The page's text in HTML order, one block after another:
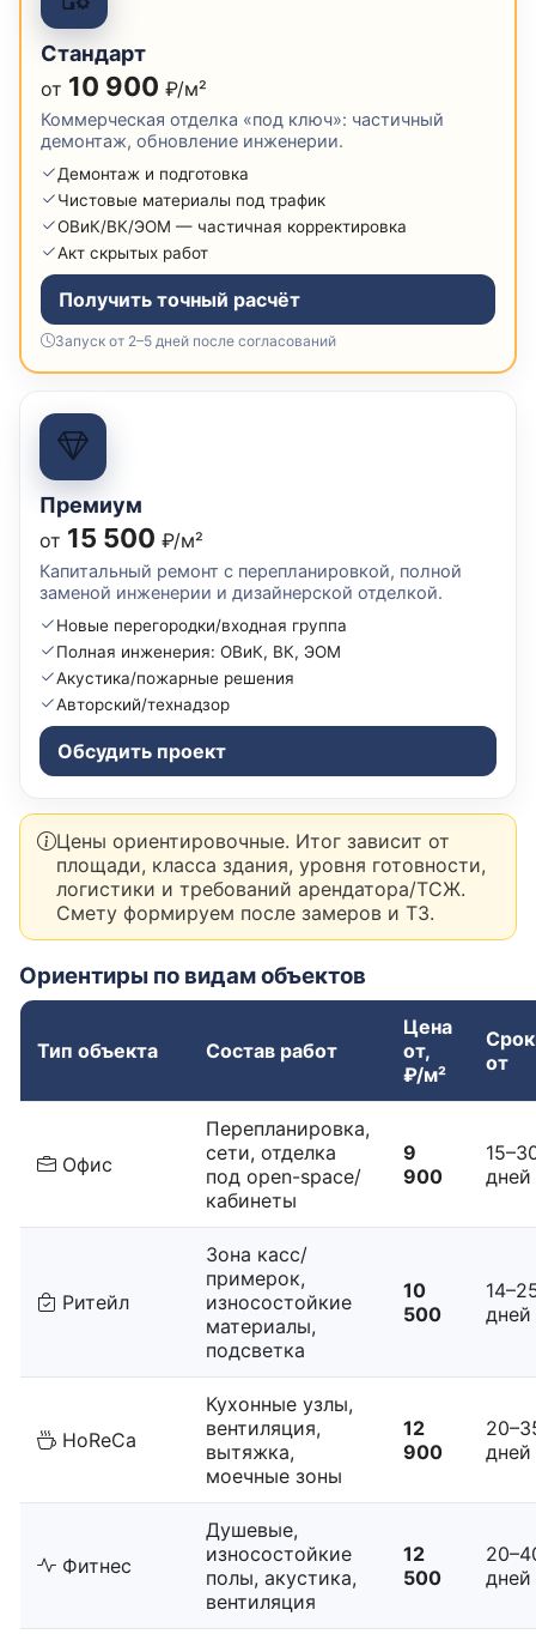
Стандарт
от 10 900 ₽/м²
Коммерческая отделка «под ключ»: частичный
демонтаж, обновление инженерии.
Демонтаж и подготовка
Чистовые материалы под трафик
ОВиК/ВК/ЭОМ — частичная корректировка
Акт скрытых работ
Получить точный расчёт
Запуск от 2–5 дней после согласований
Премиум
от 15 500 ₽/м²
Капитальный ремонт с перепланировкой, полной
заменой инженерии и дизайнерской отделкой.
Новые перегородки/входная группа
Полная инженерия: ОВиК, ВК, ЭОМ
Акустика/пожарные решения
Авторский/технадзор
Обсудить проект
Цены ориентировочные. Итог зависит от
площади, класса здания, уровня готовности,
логистики и требований арендатора/ТСЖ.
Смету формируем после замеров и ТЗ.
Ориентиры по видам объектов
Тип объекта Состав работ
Цена
от,
₽/м²
от
Офис
Перепланировка,
сети, отделка
под open-space/
кабинеты
9
900
дней
Ритейл
Зона касс/
примерок,
износостойкие
материалы,
подсветка
10
500
дней
HoReCa
Кухонные узлы,
вентиляция,
вытяжка,
моечные зоны
12
900
дней
Фитнес
Душевые,
износостойкие
полы, акустика,
вентиляция
12
500
дней